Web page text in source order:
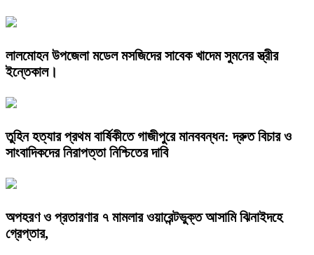
লালমোহন উপজেলা মডেল মসজিদের সাবেক খাদেম সুমনের স্ত্রীর
ইন্তেকাল।
তুহিন হত্যার প্রথম বার্ষিকীতে গাজীপুরে মানববন্ধন: দ্রুত বিচার ও
সাংবাদিকদের নিরাপত্তা নিশ্চিতের দাবি
অপহরণ ও প্রতারণার ৭ মামলার ওয়ারেন্টভুক্ত আসামি ঝিনাইদহে
গ্রেপ্তার,